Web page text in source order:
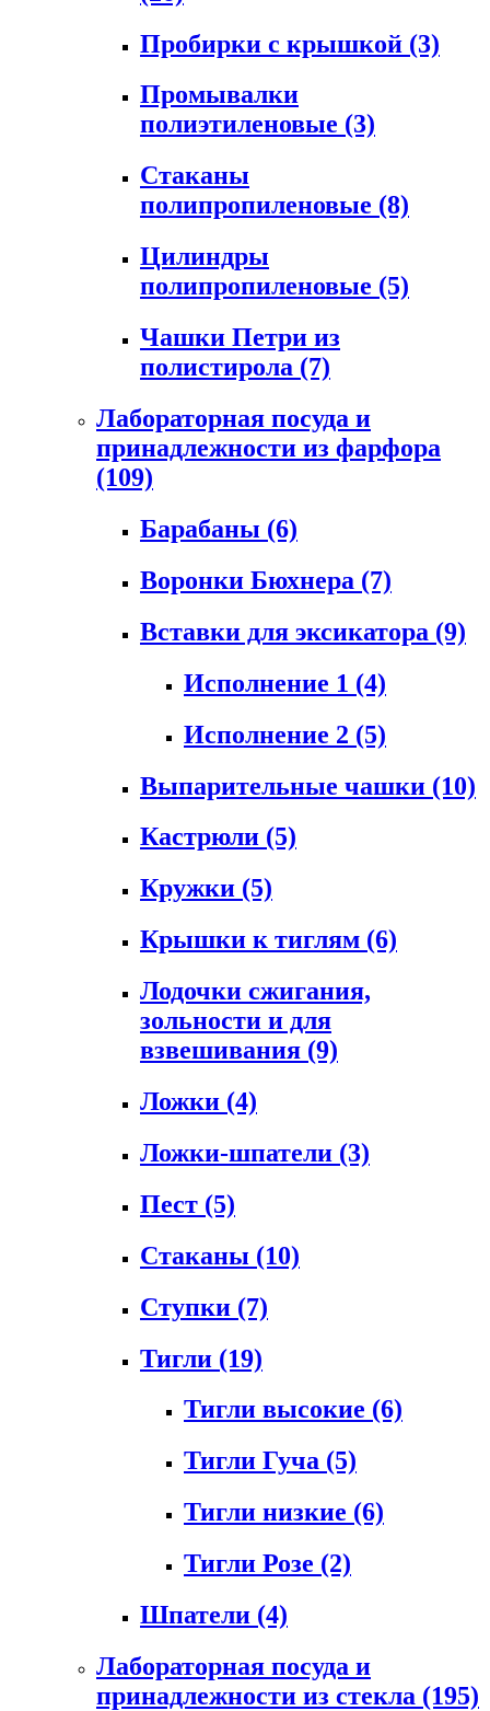
Пробирки с крышкой (3)
Промывалки
полиэтиленовые (3)
Стаканы
полипропиленовые (8)
Цилиндры
полипропиленовые (5)
Чашки Петри из
полистирола (7)
Лабораторная посуда и
принадлежности из фарфора
(109)
Барабаны (6)
Воронки Бюхнера (7)
Вставки для эксикатора (9)
Исполнение 1 (4)
Исполнение 2 (5)
Выпарительные чашки (10)
Кастрюли (5)
Кружки (5)
Крышки к тиглям (6)
Лодочки сжигания,
зольности и для
взвешивания (9)
Ложки (4)
Ложки-шпатели (3)
Пест (5)
Стаканы (10)
Ступки (7)
Тигли (19)
Тигли высокие (6)
Тигли Гуча (5)
Тигли низкие (6)
Тигли Розе (2)
Шпатели (4)
Лабораторная посуда и
принадлежности из стекла (195)